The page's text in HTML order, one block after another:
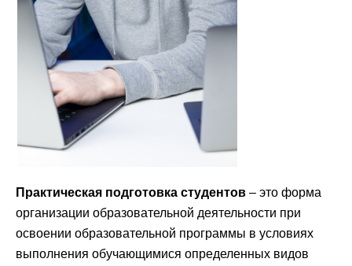
Практическая подготовка студентов – это форма
организации образовательной деятельности при
освоении образовательной программы в условиях
выполнения обучающимися определенных видов